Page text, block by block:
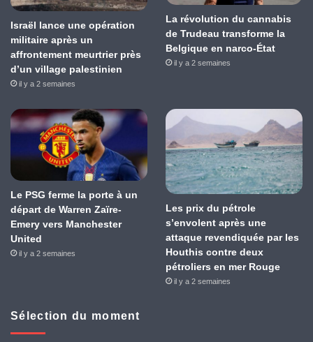
Israël lance une opération
militaire après un
affrontement meurtrier près
d’un village palestinien
il y a 2 semaines
La révolution du cannabis
de Trudeau transforme la
Belgique en narco-État
il y a 2 semaines
Le PSG ferme la porte à un
départ de Warren Zaïre-
Emery vers Manchester
United
il y a 2 semaines
Les prix du pétrole
s’envolent après une
attaque revendiquée par les
Houthis contre deux
pétroliers en mer Rouge
il y a 2 semaines
Sélection du moment